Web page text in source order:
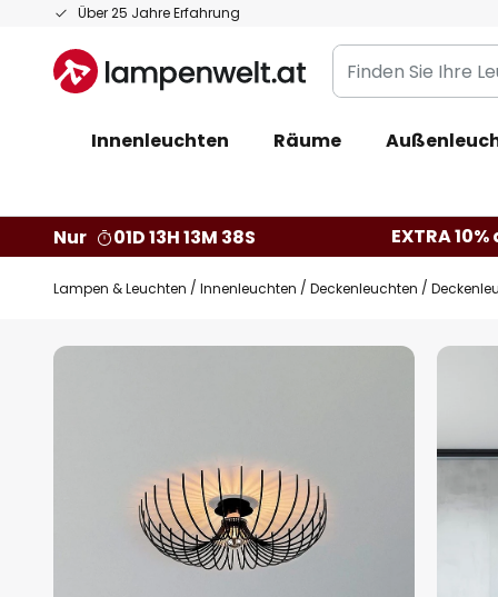
Über 25 Jahre Erfahrung
Zum
springen
Finden
Sie
Leuchte...
Innenleuchten Räume
Nur 01D 13H 13M 37S EXTRA
Lampen & Leuchten Innenleuchten Deckenleuchten
Zum